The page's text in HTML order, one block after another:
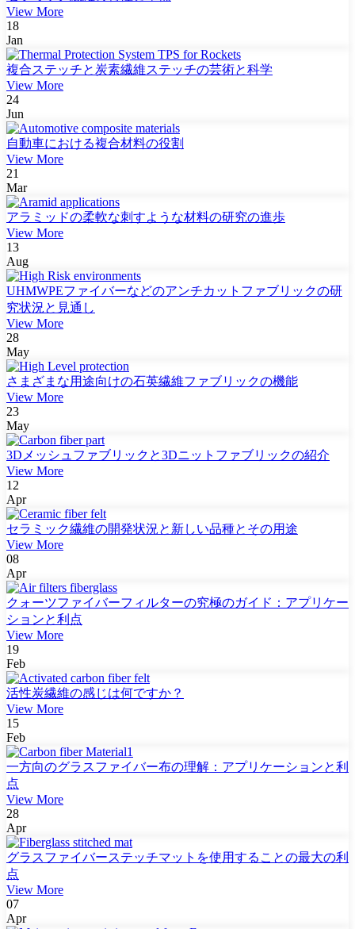
View More
18
Jan
複合ステッチと炭素繊維ステッチの芸術と科学
View More
24
Jun
自動車における複合材料の役割
View More
21
Mar
アラミッドの柔軟な刺すような材料の研究の進歩
View More
13
Aug
UHMWPEファイバーなどのアンチカットファブリックの研
究状況と見通し
View More
28
May
さまざまな用途向けの石英繊維ファブリックの機能
View More
23
May
3Dメッシュファブリックと3Dニットファブリックの紹介
View More
12
Apr
セラミック繊維の開発状況と新しい品種とその用途
View More
08
Apr
クォーツファイバーフィルターの究極のガイド：アプリケー
ションと利点
View More
19
Feb
活性炭繊維の感じは何ですか？
View More
15
Feb
一方向のグラスファイバー布の理解：アプリケーションと利
点
View More
28
Apr
グラスファイバーステッチマットを使用することの最大の利
点
View More
07
Apr